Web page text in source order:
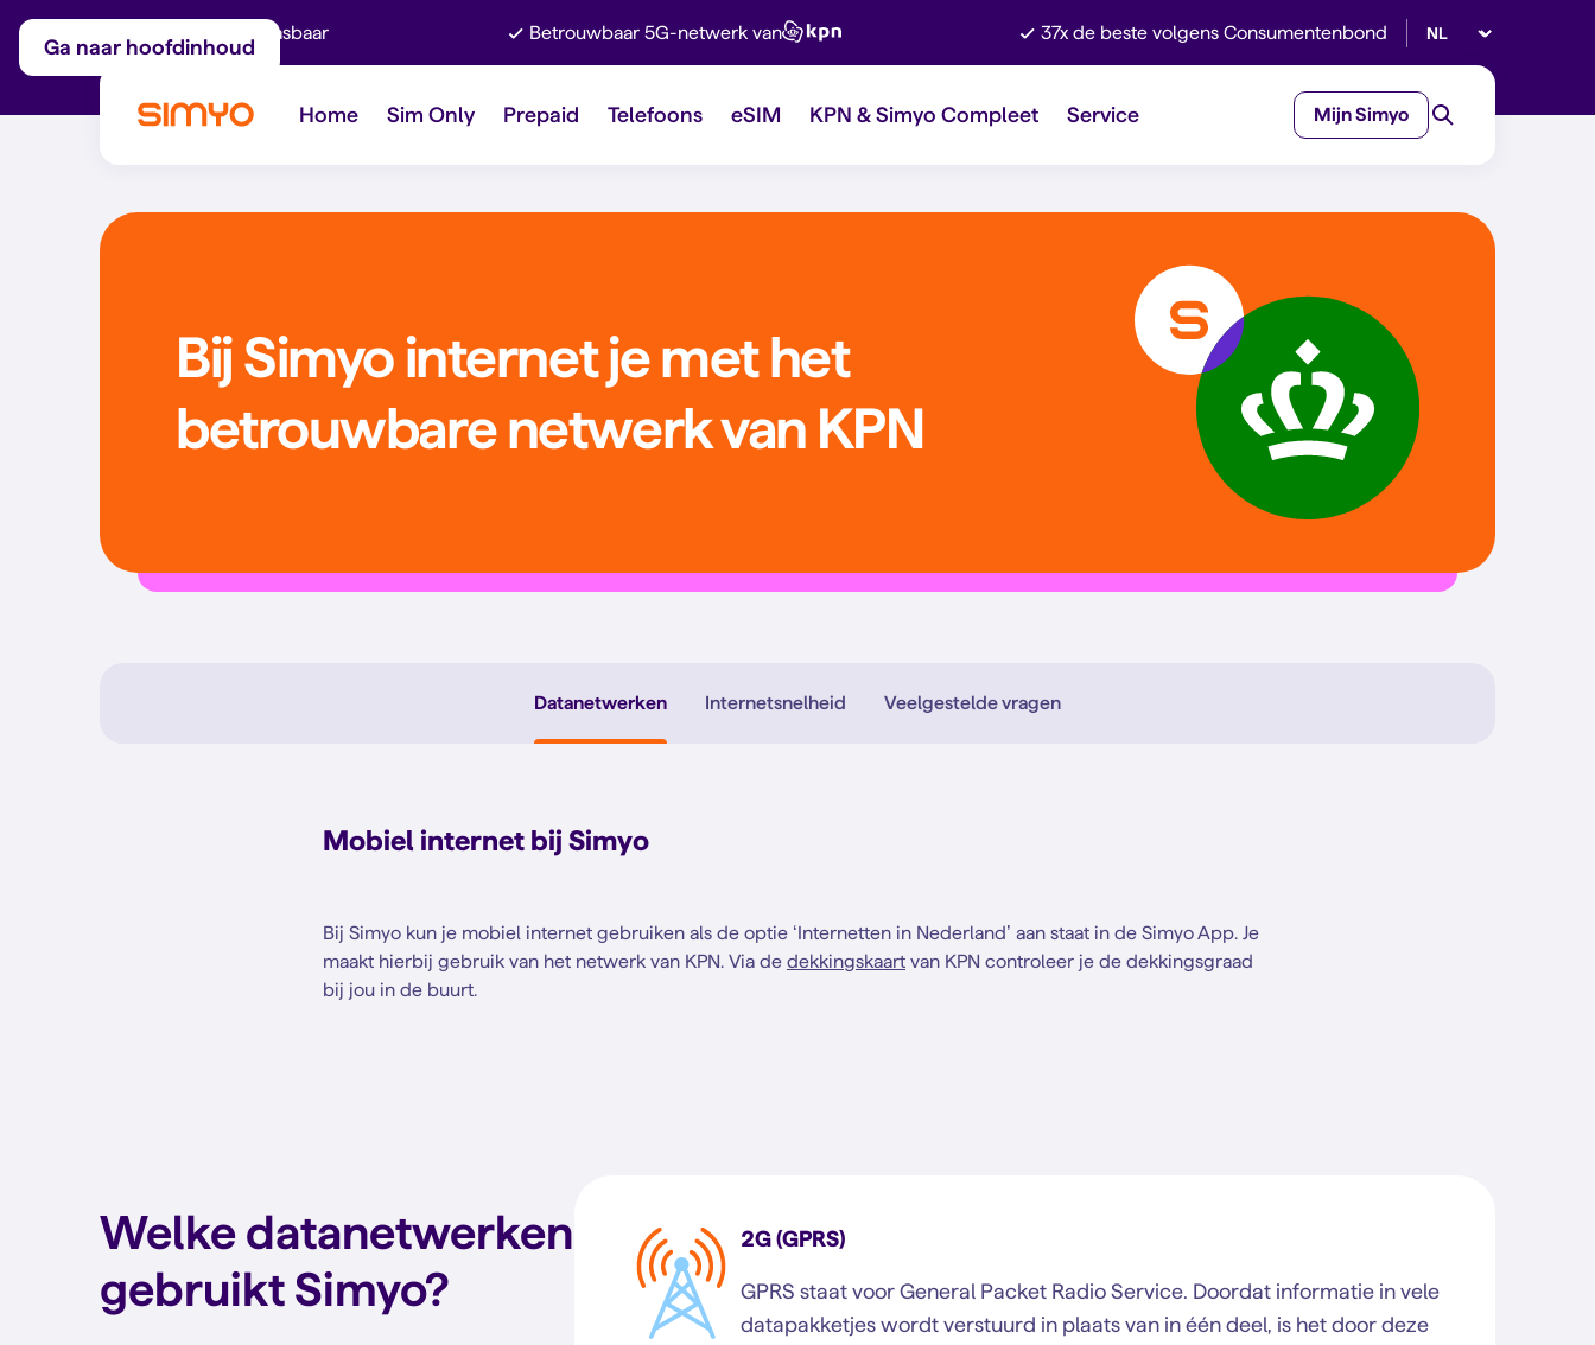
Ga naar hoofdinhoud
Maandelijks aanpasbaar Betrouwbaar 5G-netwerk van 37x de beste volgens Consumentenbond Selecteer taal
Home Sim Only Prepaid Telefoons eSIM KPN & Simyo Compleet Service Mijn Simyo
Bij Simyo internet je met het
betrouwbare netwerk van KPN
Datanetwerken Internetsnelheid Veelgestelde vragen
Mobiel internet bij Simyo
Bij Simyo kun je mobiel internet gebruiken als de optie ‘Internetten in Nederland’ aan staat in de Simyo App. Je
maakt hierbij gebruik van het netwerk van KPN. Via de dekkingskaart van KPN controleer je de dekkingsgraad
bij jou in de buurt.
Welke datanetwerken
gebruikt Simyo?
2G (GPRS)
GPRS staat voor General Packet Radio Service. Doordat informatie in vele
datapakketjes wordt verstuurd in plaats van in één deel, is het door deze